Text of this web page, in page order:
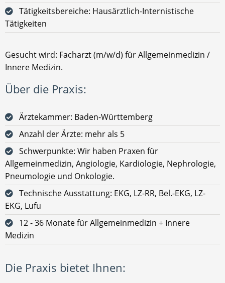
Tätigkeitsbereiche: Hausärztlich-Internistische
Tätigkeiten
Gesucht wird: Facharzt (m/w/d) für Allgemeinmedizin /
Innere Medizin.
Über die Praxis:
Ärztekammer: Baden-Württemberg
Anzahl der Ärzte: mehr als 5
Schwerpunkte: Wir haben Praxen für
Allgemeinmedizin, Angiologie, Kardiologie, Nephrologie,
Pneumologie und Onkologie.
Technische Ausstattung: EKG, LZ-RR, Bel.-EKG, LZ-
EKG, Lufu
12 - 36 Monate für Allgemeinmedizin + Innere
Medizin
Die Praxis bietet Ihnen: